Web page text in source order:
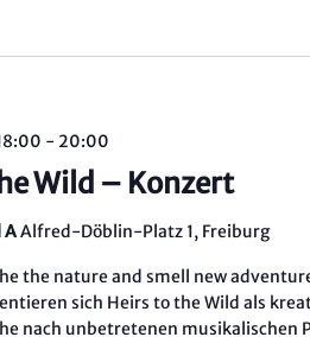
Wild – Konzert
- 20:00
AAlfred-Döblin-Platz 1, Freiburg
the nature and smell new
sich Heirs to the Wild als
nach unbetretenen musikalischen